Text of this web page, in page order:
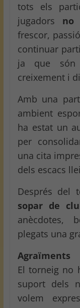
tots els
jugadors no
frescor,
continuar
ja que són
creixement i
Amb una
ambient
ha estat un
per
una cita
dels escacs
Després del
sopar de
anècdotes,
plegats una
Agraïments
El torneig no
suport dels
volem